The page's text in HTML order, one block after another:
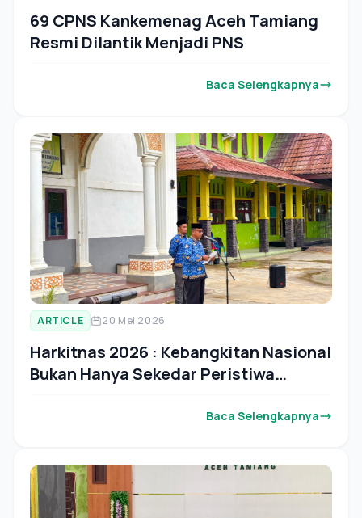
69 CPNS Kankemenag Aceh Tamiang
Resmi Dilantik Menjadi PNS
Baca Selengkapnya
ARTICLE 20 Mei 2026
Harkitnas 2026 : Kebangkitan Nasional
Bukan Hanya Sekedar Peristiwa
Baca Selengkapnya